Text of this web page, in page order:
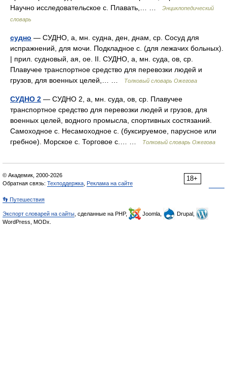
Научно исследовательское с. Плавать,… …
Энциклопедический
словарь
судно — СУДНО, а, мн. судна, ден, днам, ср. Сосуд для
испражнений, для мочи. Подкладное с. (для лежачих больных).
| прил. судновый, ая, ое. II. СУДНО, а, мн. суда, ов, ср.
Плавучее транспортное средство для перевозки людей и
грузов, для военных целей,… …
Толковый словарь Ожегова
СУДНО 2 — СУДНО 2, а, мн. суда, ов, ср. Плавучее
транспортное средство для перевозки людей и грузов, для
военных целей, водного промысла, спортивных состязаний.
Самоходное с. Несамоходное с. (буксируемое, парусное или
гребное). Морское с. Торговое с.… …
Толковый словарь Ожегова
18+
© Академик, 2000-2026
Обратная связь: Техподдержка, Реклама на сайте
👣 Путешествия
Экспорт словарей на сайты, сделанные на PHP, Joomla,
Drupal,
WordPress, MODx.